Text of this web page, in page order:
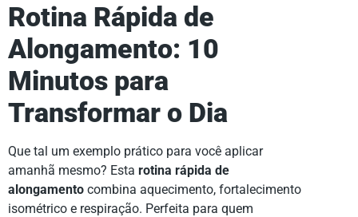
Rotina Rápida de
Alongamento: 10
Minutos para
Transformar o Dia
Que tal um exemplo prático para você aplicar
amanhã mesmo? Esta rotina rápida de
alongamento combina aquecimento, fortalecimento
isométrico e respiração. Perfeita para quem